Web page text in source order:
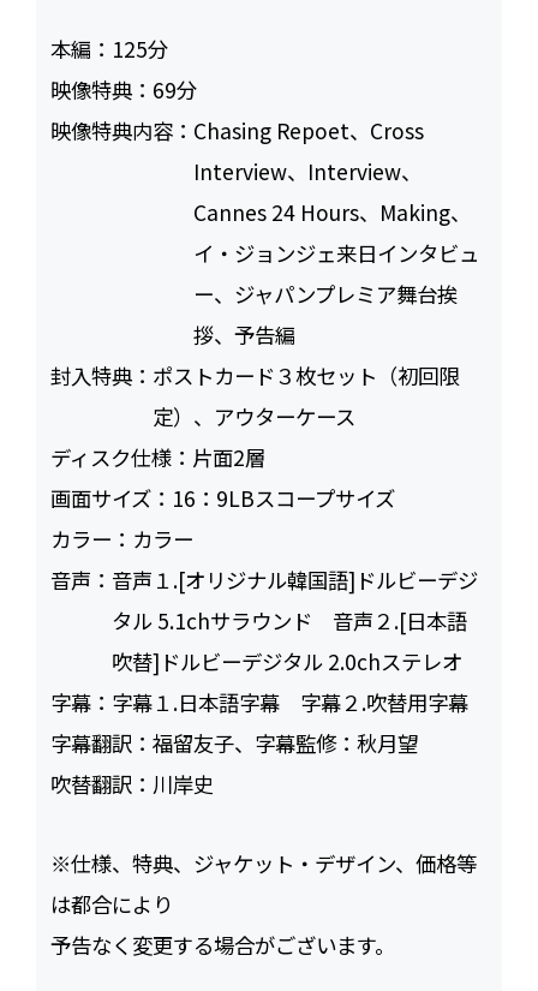
本編： 125
映像特典： 69
映像特典内容： Chasing Repoet、Cross
Interview、Interview、
Cannes 24 Hours、Making、
イ・ジョンジェ来日インタビュ
ー、ジャパンプレミア舞台挨
拶、予告編
封入特典： ポストカード３枚セット（初回限
定）、アウターケース
ディスク仕様： 片面2層
画面サイズ： 16：9LBスコープサイズ
カラー： カラー
音声： 音声１.[オリジナル韓国語]ドルビーデジ
タル 5.1chサラウンド 音声２.[日本語
吹替]ドルビーデジタル 2.0chステレオ
字幕： 字幕１.日本語字幕 字幕２.吹替用字幕
字幕翻訳：福留友子、字幕監修：秋月望
吹替翻訳： 川岸史
※仕様、特典、ジャケット・デザイン、価格等
は都合により
予告なく変更する場合がございます。